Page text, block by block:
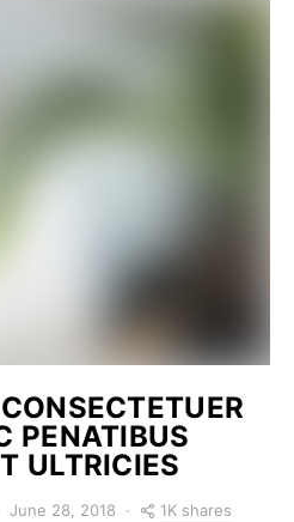
PENATIBUS
ULTRICIES
June 28, 2018 1K shares